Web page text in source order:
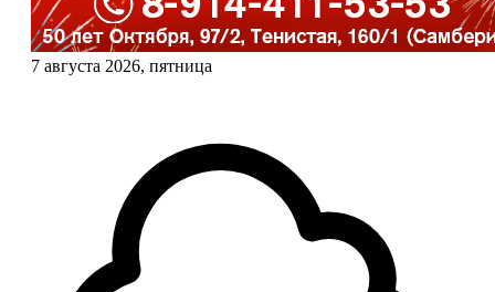
7 августа 2026, пятница